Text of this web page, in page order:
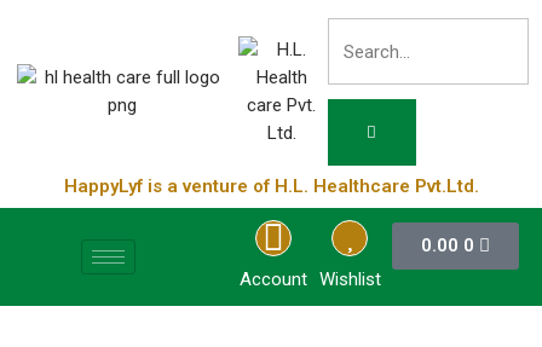
HappyLyf is a venture of H.L. Healthcare Pvt.Ltd.
Account Wishlist
0.00 0